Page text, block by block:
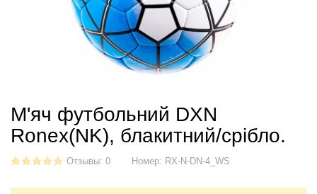
М'яч футбольний DXN
Ronex(NK), блакитний/срібло.
Отзывы: 0 Номер: RX-N-DN-4_WS